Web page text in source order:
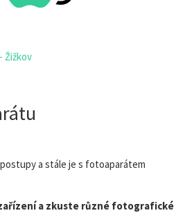
Žižkov
a stále je s fotoaparátem
a zkuste různé fotografické